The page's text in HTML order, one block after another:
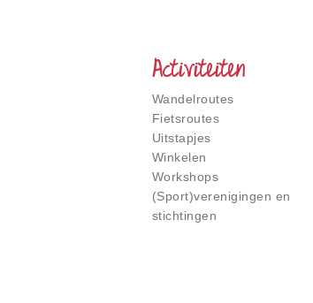
Activiteiten
Wandelroutes
Fietsroutes
Uitstapjes
Winkelen
Workshops
(Sport)verenigingen en
stichtingen